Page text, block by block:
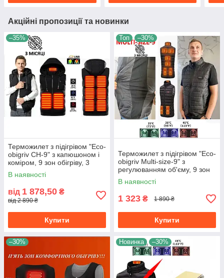
Акційні пропозиції та новинки
–35%
Терможилет з підігрівом "Eco-
obigriv CH-9" з капюшоном і
коміром, 9 зон обігріву, 3
режими регулювання
температури B розмір L
В наявності
від 1 878,50 ₴
від 2 890 ₴
Купити
Топ –30%
Терможилет з підігрівом "Eco-
obigriv Multi-size-9" з
регулюванням об'єму, 9 зон
обігріву, 3 режими
регулювання температури L
В наявності
1 323 ₴ 1 890 ₴
Купити
–30% Новинка –30%